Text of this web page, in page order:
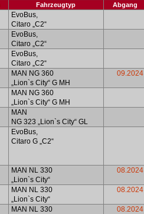
Fahrzeugtyp Abgang
EvoBus,
Citaro „C2“
EvoBus,
Citaro „C2“
EvoBus,
Citaro „C2“
MAN NG 360
„Lion`s City“ G MH
09.2024
MAN NG 360
„Lion`s City“ G MH
MAN
NG 323 „Lion`s City“ GL
EvoBus,
Citaro G „C2“
MAN NL 330
„Lion`s City“
08.2024
MAN NL 330
„Lion`s City“
08.2024
MAN NL 330
08.2024